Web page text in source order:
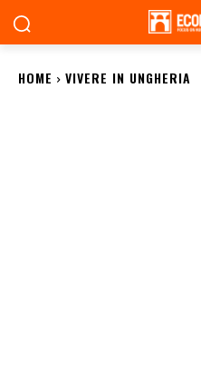
HOME VIVERE IN UNGHERIA